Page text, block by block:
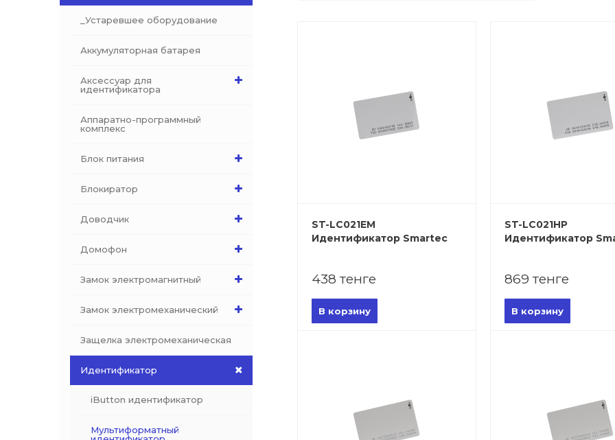
_Устаревшее оборудование
Аккумуляторная батарея
Аксессуар для
идентификатора
Аппаратно-программный
комплекс
Блок питания
Блокиратор
Доводчик
Домофон
Замок электромагнитный
Замок электромеханический
Защелка электромеханическая
Идентификатор
iButton идентификатор
Мультиформатный
ST-LC021EM
Идентификатор Smartec
438 тенге
В корзину
ST-LC021HP
Идентификатор
869 тенге
В корзину